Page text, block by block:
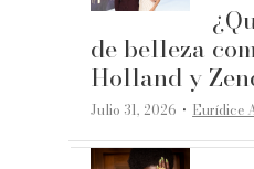
de belleza
Holland y
Julio 31, 2026 ·Eurídice